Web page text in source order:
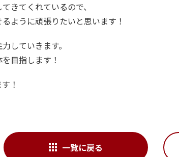
きてくれているので、
ように頑張りたいと思います！
していきます。
目指します！
！
一覧に戻る